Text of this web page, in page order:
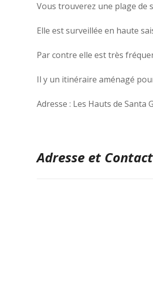
Vous trouverez une plage de
Elle est surveillée en haute
Par contre elle est très
Il y un itinéraire aménagé
Adresse : Les Hauts de Santa
Adresse et Contact